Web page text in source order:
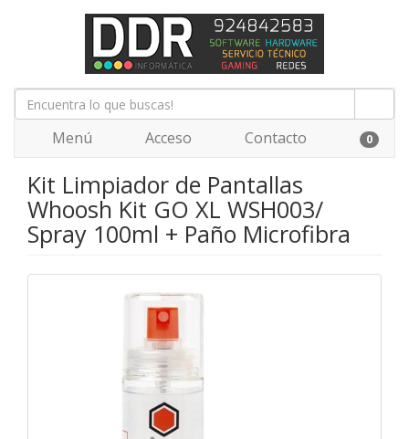
Menú Acceso Contacto 0
Kit Limpiador de Pantallas
Whoosh Kit GO XL WSH003/
Spray 100ml + Paño Microfibra